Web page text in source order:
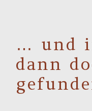
… und
dann